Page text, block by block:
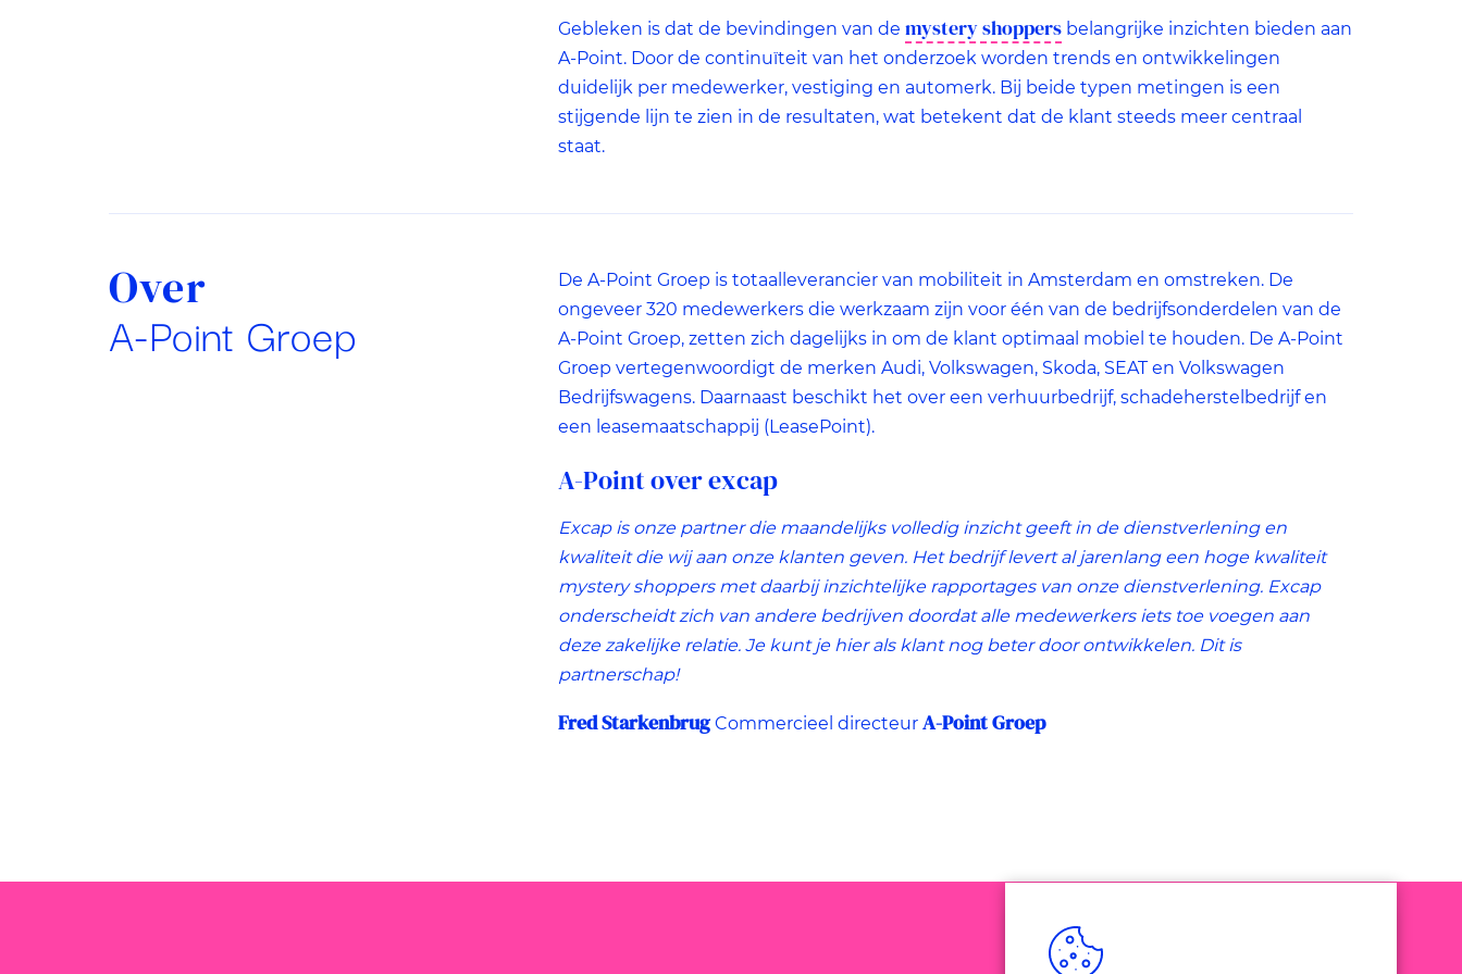
Gebleken is dat de bevindingen van demystery shoppers belangrijke inzichten bieden aan
A-Point. Door de continuïteit van het onderzoek worden trends en ontwikkelingen
duidelijk per medewerker, vestiging en automerk. Bij beide typen metingen is een
stijgende lijn te zien in de resultaten, wat betekent dat de klant steeds meer centraal
staat.
Over
A-Point Groep
De A-Point Groep is totaalleverancier van mobiliteit in Amsterdam en omstreken. De
ongeveer 320 medewerkers die werkzaam zijn voor één van de bedrijfsonderdelen van de
A-Point Groep, zetten zich dagelijks in om de klant optimaal mobiel te houden. De A-Point
Groep vertegenwoordigt de merken Audi, Volkswagen, Skoda, SEAT en Volkswagen
Bedrijfswagens. Daarnaast beschikt het over een verhuurbedrijf, schadeherstelbedrijf en
een leasemaatschappij (LeasePoint).
A-Point over excap
Excap is onze partner die maandelijks volledig inzicht geeft in de dienstverlening en
kwaliteit die wij aan onze klanten geven. Het bedrijf levert al jarenlang een hoge kwaliteit
mystery shoppers met daarbij inzichtelijke rapportages van onze dienstverlening. Excap
onderscheidt zich van andere bedrijven doordat alle medewerkers iets toe voegen aan
deze zakelijke relatie. Je kunt je hier als klant nog beter door ontwikkelen. Dit is
partnerschap!
Fred Starkenbrug Commercieel directeur A-Point Groep
dat u steeds dezelfde advertentie ziet.